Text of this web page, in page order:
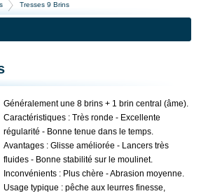
Tresses 9 Brins
Généralement une 8 brins + 1 brin central (âme).
Caractéristiques : Très ronde - Excellente
régularité - Bonne tenue dans le temps.
Avantages : Glisse améliorée - Lancers très
fluides - Bonne stabilité sur le moulinet.
Inconvénients : Plus chère - Abrasion moyenne.
Usage typique : pêche aux leurres finesse,